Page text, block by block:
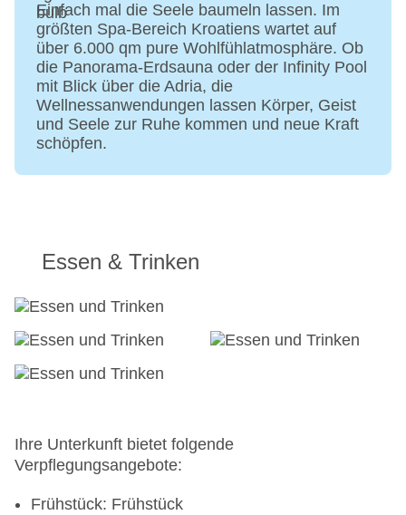
Einfach mal die Seele baumeln lassen. Im
größten Spa-Bereich Kroatiens wartet auf
über 6.000 qm pure Wohlfühlatmosphäre. Ob
die Panorama-Erdsauna oder der Infinity Pool
mit Blick über die Adria, die
Wellnessanwendungen lassen Körper, Geist
und Seele zur Ruhe kommen und neue Kraft
schöpfen.
Essen & Trinken
Ihre Unterkunft bietet folgende
Verpflegungsangebote:
Frühstück: Frühstück